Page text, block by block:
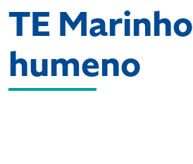
TE Marinho
humeno